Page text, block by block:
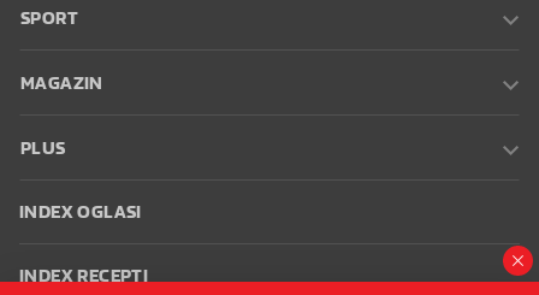
SPORT
MAGAZIN
PLUS
INDEX OGLASI
INDEX RECEPTI